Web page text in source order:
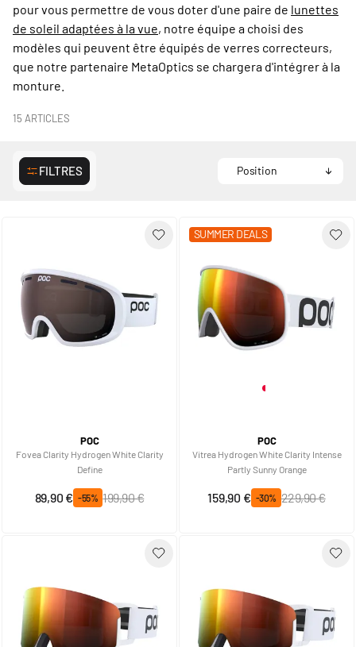
pour vous permettre de vous doter d'une paire de lunettes
de soleil adaptées à la vue, notre équipe a choisi des
modèles qui peuvent être équipés de verres correcteurs,
que notre partenaire MetaOptics se chargera d'intégrer à la
monture.
15 ARTICLES
FILTRES
POC
Fovea Clarity Hydrogen White Clarity
Define
Prix spécial
89,90 € -55%
Prix normal
199,90 €
SUMMER DEALS
POC
Vitrea Hydrogen White Clarity Intense
Partly Sunny Orange
Prix spécial
159,90 € -30%
Prix normal
229,90 €